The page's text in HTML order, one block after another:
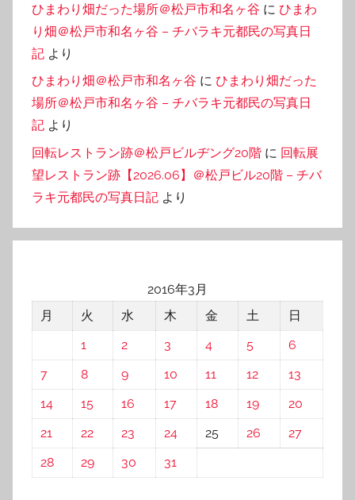
ひまわり畑だった場所＠松戸市和名ヶ谷 に ひまわ
り畑＠松戸市和名ヶ谷 – チバラキ元都民の写真日
記 より
ひまわり畑＠松戸市和名ヶ谷 に ひまわり畑だった
場所＠松戸市和名ヶ谷 – チバラキ元都民の写真日
記 より
回転レストラン跡＠松戸ビルヂング20階 に 回転展
望レストラン跡【2026.06】＠松戸ビル20階 – チバ
ラキ元都民の写真日記 より
2016年3月
月
火 水 木 金 土
日
1
2 3 4 5
6
7
8 9 10 11 12
13
14
15 16 17 18 19
20
21
22 23 24 25 26
27
28
29 30 31